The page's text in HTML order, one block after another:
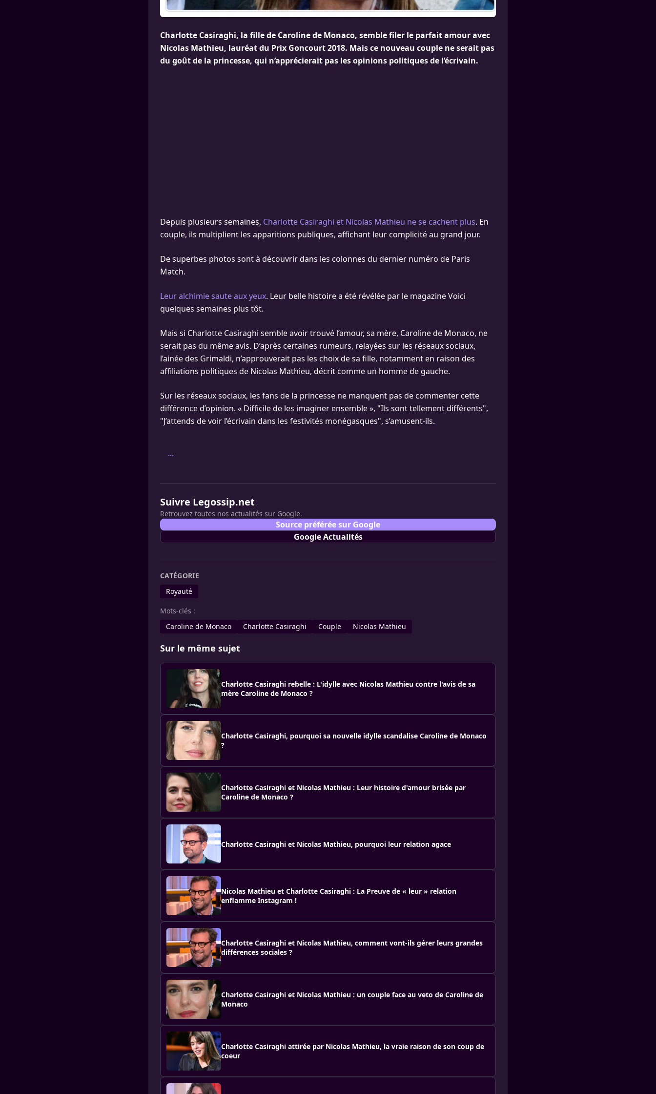
Charlotte Casiraghi, la fille de Caroline de Monaco, semble filer le parfait amour avec
Nicolas Mathieu, lauréat du Prix Goncourt 2018. Mais ce nouveau couple ne serait pas
du goût de la princesse, qui n’apprécierait pas les opinions politiques de l’écrivain.
Depuis plusieurs semaines, Charlotte Casiraghi et Nicolas Mathieu ne se cachent plus. En
couple, ils multiplient les apparitions publiques, affichant leur complicité au grand jour.
De superbes photos sont à découvrir dans les colonnes du dernier numéro de Paris
Match.
Leur alchimie saute aux yeux. Leur belle histoire a été révélée par le magazine Voici
quelques semaines plus tôt.
Mais si Charlotte Casiraghi semble avoir trouvé l’amour, sa mère, Caroline de Monaco, ne
serait pas du même avis. D’après certaines rumeurs, relayées sur les réseaux sociaux,
l’ainée des Grimaldi, n’approuverait pas les choix de sa fille, notamment en raison des
affiliations politiques de Nicolas Mathieu, décrit comme un homme de gauche.
Sur les réseaux sociaux, les fans de la princesse ne manquent pas de commenter cette
différence d’opinion. « Difficile de les imaginer ensemble », "Ils sont tellement différents",
"J’attends de voir l’écrivain dans les festivités monégasques", s’amusent-ils.
...
Suivre Legossip.net
Retrouvez toutes nos actualités sur Google.
Source préférée sur Google
Google Actualités
CATÉGORIE
Royauté
Mots-clés :
Caroline de Monaco
Charlotte Casiraghi Couple Nicolas Mathieu
Sur le même sujet
Charlotte Casiraghi rebelle : L'idylle avec Nicolas Mathieu contre l'avis de sa
mère Caroline de Monaco ?
Charlotte Casiraghi, pourquoi sa nouvelle idylle scandalise Caroline de Monaco
?
Charlotte Casiraghi et Nicolas Mathieu : Leur histoire d'amour brisée par
Caroline de Monaco ?
Charlotte Casiraghi et Nicolas Mathieu, pourquoi leur relation agace
Nicolas Mathieu et Charlotte Casiraghi : La Preuve de « leur » relation
enflamme Instagram !
Charlotte Casiraghi et Nicolas Mathieu, comment vont-ils gérer leurs grandes
différences sociales ?
Charlotte Casiraghi et Nicolas Mathieu : un couple face au veto de Caroline de
Monaco
Charlotte Casiraghi attirée par Nicolas Mathieu, la vraie raison de son coup de
coeur